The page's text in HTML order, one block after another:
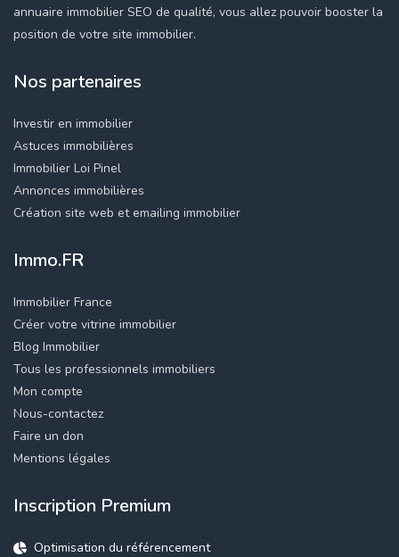
annuaire immobilier SEO de qualité, vous allez pouvoir booster la
position de votre site immobilier.
Nos partenaires
Investir en immobilier
Astuces immobilières
Immobilier Loi Pinel
Annonces immobilières
Création site web et emailing immobilier
Immo.FR
Immobilier France
Créer votre vitrine immobilier
Blog Immobilier
Tous les professionnels immobiliers
Mon compte
Nous-contactez
Faire un don
Mentions légales
Inscription Premium
Optimisation du référencement